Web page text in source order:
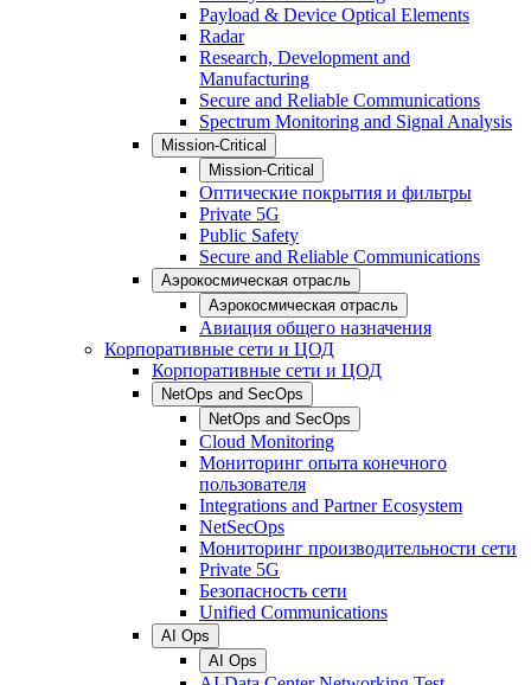
Payload & Device Optical Elements
Radar
Research, Development and
Manufacturing
Secure and Reliable Communications
Spectrum Monitoring and Signal Analysis
Mission-Critical
Mission-Critical
Оптические покрытия и фильтры
Private 5G
Public Safety
Secure and Reliable Communications
Аэрокосмическая отрасль
Аэрокосмическая отрасль
Авиация общего назначения
Корпоративные сети и ЦОД
Корпоративные сети и ЦОД
NetOps and SecOps
NetOps and SecOps
Cloud Monitoring
Мониторинг опыта конечного
пользователя
Integrations and Partner Ecosystem
NetSecOps
Мониторинг производительности сети
Private 5G
Безопасность сети
Unified Communications
AI Ops
AI Ops